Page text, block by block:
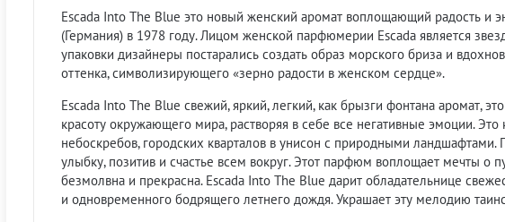
Escada Into The Blue это новый женский аромат воплощающий радость
(Германия) в 1978 году. Лицом женской парфюмерии Escada является
упаковки дизайнеры постарались создать образ морского бриза и
оттенка, символизирующего «зерно радости в женском сердце».
Escada Into The Blue свежий, яркий, легкий, как брызги фонтана аромат,
красоту окружающего мира, растворяя в себе все негативные эмоции.
небоскребов, городских кварталов в унисон с природными
улыбку, позитив и счастье всем вокруг. Этот парфюм воплощает мечты о
безмолвна и прекрасна. Escada Into The Blue дарит обладательнице
и одновременного бодрящего летнего дождя. Украшает эту мелодию